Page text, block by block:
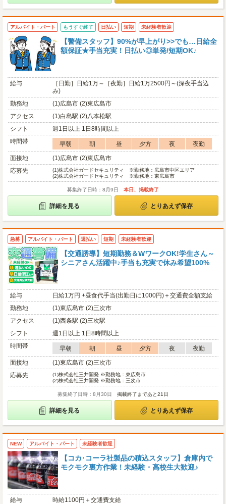
アルバイト・パート もうすぐ終了 日払い 短期 未経験者歓迎
【警備スタッフ】90%が早上がり>>でも…日給全
額保証★手当充実！日払い◎単発/短期OK♪
給与
［日勤］日給1万～［夜勤］日給1万2500円～(深夜手当込
み)
勤務地
(1)広島市 (2)東広島市
アクセス
(1)白島駅 (2)八本松駅
シフト
週1日以上 1日8時間以上
時間帯
早朝 朝 昼 夕方 夜
夜勤
面接地
(1)広島市 (2)東広島市
応募先
(1)株式会社ガードセキュリティ ※勤務地：広島市中区エリア
(2)株式会社ガードセキュリティ ※勤務地：東広島市
募集終了日時：8月9日 本日、掲載終了
詳細を見る とりあえず保存
急募 アルバイト・パート 週払い 短期 未経験者歓迎
【交通誘導】短期勤務＆WワークOK!学生さん～
シニアさん活躍中♪手当も充実で休み希望100%
給与
日給1万円 +昼食代手当(出勤日に1000円)＋交通費全額支給
勤務地
(1)東広島市 (2)三次市
アクセス
(1)西条駅 (2)三次駅
シフト
週1日以上 1日8時間以上
時間帯
早朝 朝 昼 夕方 夜
夜勤
面接地
(1)東広島市 (2)三次市
応募先
(1)株式会社三井開発 ※勤務地：東広島市
(2)株式会社三井開発 ※勤務地：三次市
募集終了日時：8月30日 掲載終了まであと21日
詳細を見る とりあえず保存
NEW アルバイト・パート 未経験者歓迎
【コカ･コーラ社製品の積込スタッフ】倉庫内で
モクモク裏方作業！未経験・高校生大歓迎♪
給与
時給1100円＋交通費支給